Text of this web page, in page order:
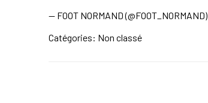
— FOOT NORMAND (@FOOT_NORMAND)
Catégories: Non classé